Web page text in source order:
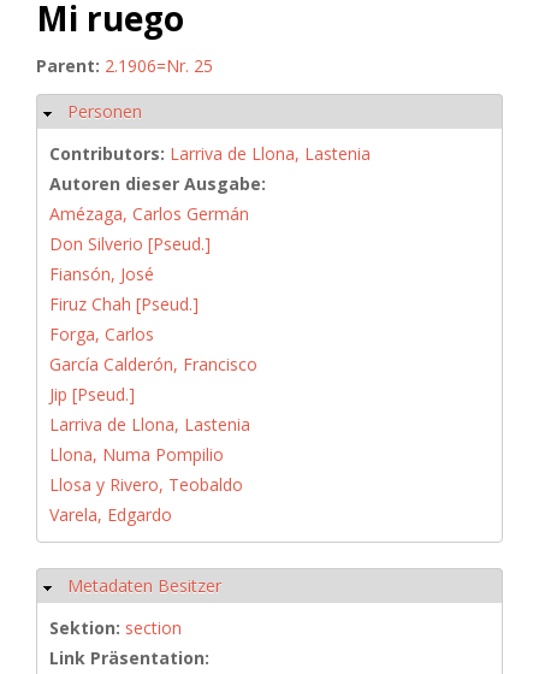
Mi ruego
Parent: 2.1906=Nr. 25
Hide
Personen
Contributors: Larriva de Llona, Lastenia
Autoren dieser Ausgabe:
Amézaga, Carlos Germán
Don Silverio [Pseud.]
Fiansón, José
Firuz Chah [Pseud.]
Forga, Carlos
García Calderón, Francisco
Jip [Pseud.]
Larriva de Llona, Lastenia
Llona, Numa Pompilio
Llosa y Rivero, Teobaldo
Varela, Edgardo
Hide
Metadaten Besitzer
Sektion: section
Link Präsentation: